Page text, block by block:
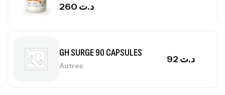
د.ت
GH SURGE 90 CAPSULES
Autres
د.ت